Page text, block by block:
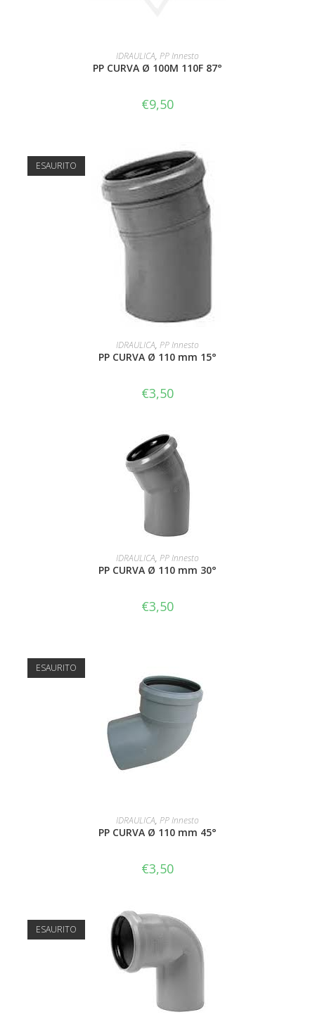
AGGIUNGI AL CARRELLO
IDRAULICA, PP Innesto
PP CURVA Ø 100M 110F 87°
€9,50
ESAURITO
LEGGI TUTTO
IDRAULICA, PP Innesto
PP CURVA Ø 110 mm 15°
€3,50
AGGIUNGI AL CARRELLO
IDRAULICA, PP Innesto
PP CURVA Ø 110 mm 30°
€3,50
ESAURITO
LEGGI TUTTO
IDRAULICA, PP Innesto
PP CURVA Ø 110 mm 45°
€3,50
ESAURITO